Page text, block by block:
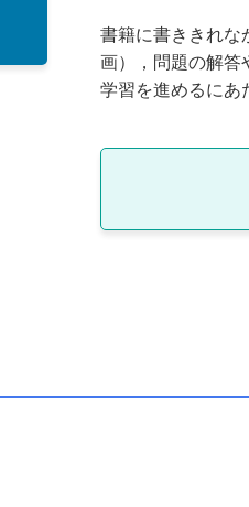
書籍に書ききれな
画），問題の解答
学習を進めるにあ